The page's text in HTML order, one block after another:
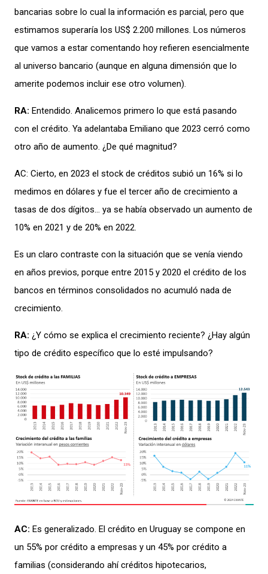
bancarias sobre lo cual la información es parcial, pero que
estimamos superaría los US$ 2.200 millones. Los números
que vamos a estar comentando hoy refieren esencialmente
al universo bancario (aunque en alguna dimensión que lo
amerite podemos incluir ese otro volumen).
RA: Entendido. Analicemos primero lo que está pasando
con el crédito. Ya adelantaba Emiliano que 2023 cerró como
otro año de aumento. ¿De qué magnitud?
AC: Cierto, en 2023 el stock de créditos subió un 16% si lo
medimos en dólares y fue el tercer año de crecimiento a
tasas de dos dígitos… ya se había observado un aumento de
10% en 2021 y de 20% en 2022.
Es un claro contraste con la situación que se venía viendo
en años previos, porque entre 2015 y 2020 el crédito de los
bancos en términos consolidados no acumuló nada de
crecimiento.
RA: ¿Y cómo se explica el crecimiento reciente? ¿Hay algún
tipo de crédito específico que lo esté impulsando?
AC: Es generalizado. El crédito en Uruguay se compone en
un 55% por crédito a empresas y un 45% por crédito a
familias (considerando ahí créditos hipotecarios,